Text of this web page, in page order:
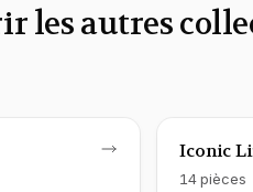
les autres
Wellington Montre
Iconic
14pièces